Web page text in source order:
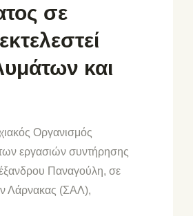
σε
και
Οργανισμός
εργασιών συντήρησης
Παναγούλη, σε
Λάρνακας (ΣΑΛ),